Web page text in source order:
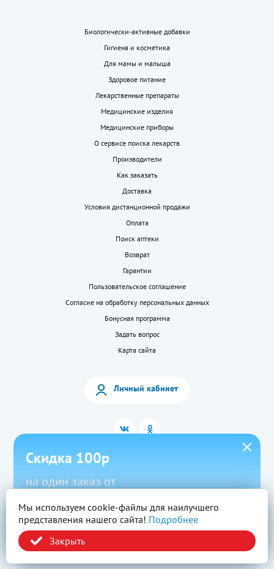
Биологически-активные добавки
Гигиена и косметика
Для мамы и малыша
Здоровое питание
Лекарственные препараты
Медицинские изделия
Медицинские приборы
О сервисе поиска лекарств
Производители
Как заказать
Доставка
Условия дистанционной продажи
Оплата
Поиск аптеки
Возврат
Гарантии
Пользовательское соглашение
Согласие на обработку персональных данных
Бонусная программа
Задать вопрос
Карта сайта
Личный кабинет
2026 © «LEKkupi»
Все права защищены.
Вся информация на сайте — собственность ООО «Моя аптека». Публикация с
сайта www.lekkupi.ru без разрешения запрещена.
ОГРН:1025404723585, Лицензия № Л042-01125-54/00269824.
Политика конфиденциальности
Мы используем cookie-файлы для наилучшего
представления нашего сайта! Подробнее
Закрыть
Скидка 100р
на один заказ от
Скачать
Промокод Новый